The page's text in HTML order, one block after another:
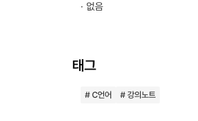
· 없음
태그
# C언어 # 강의노트